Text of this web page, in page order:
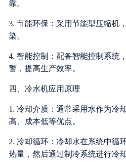
靠。
3. 节能环保：采用节能型压缩机
染。
4. 智能控制：配备智能控制系统
警，提高生产效率。
四、冷水机应用原理
1. 冷却介质：通常采用水作为冷
高、成本低等优点。
2. 冷却循环：冷却水在系统中循
热量，然后通过制冷系统进行冷却